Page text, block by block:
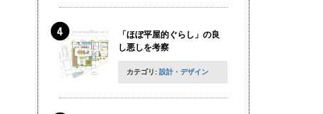
「ほぼ平屋的ぐらし」の良
し悪しを考察
カテゴリ: 設計・デザイン